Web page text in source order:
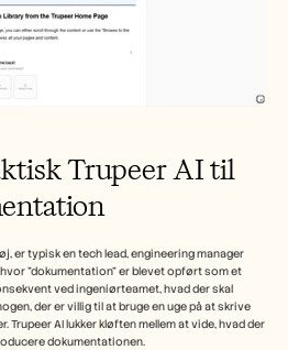
Trupeer AI til
er typisk en tech lead, engineering manager
"dokumentation" er blevet opført som et
ved ingeniørteamet, hvad der skal
der er villig til at bruge en uge på at skrive
Trupeer AI lukker kløften mellem at vide, hvad der
dokumentationen.